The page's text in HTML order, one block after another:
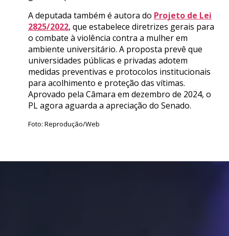
A deputada também é autora do Projeto de Lei
2825/2022, que estabelece diretrizes gerais para
o combate à violência contra a mulher em
ambiente universitário. A proposta prevê que
universidades públicas e privadas adotem
medidas preventivas e protocolos institucionais
para acolhimento e proteção das vítimas.
Aprovado pela Câmara em dezembro de 2024, o
PL agora aguarda a apreciação do Senado.
Foto: Reprodução/Web